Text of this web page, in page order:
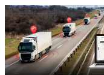
Skip
to
content